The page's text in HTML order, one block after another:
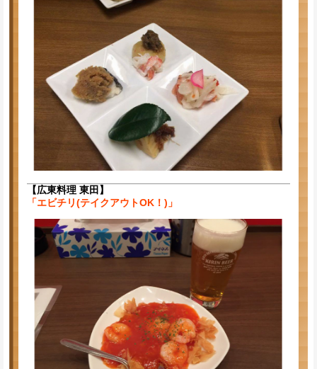
【広東料理 東田】
「エビチリ(テイクアウトOK！)」